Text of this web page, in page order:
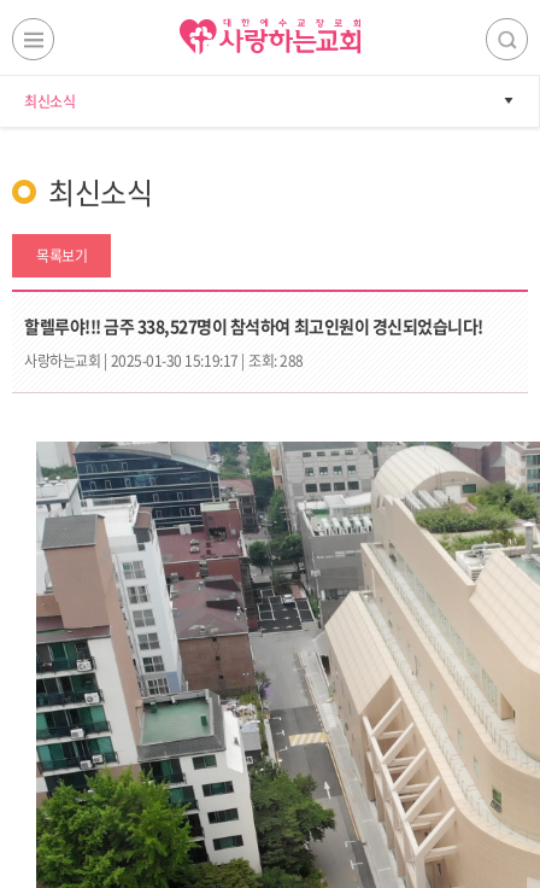
최신소식
최신소식
목록보기
할렐루야!!! 금주 338,527명이 참석하여 최고인원이 경신되었습니다!
사랑하는교회 | 2025-01-30 15:19:17 | 조회: 288